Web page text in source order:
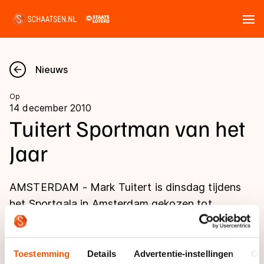
Toestemming Details Advertentie-instellingen
Nieuws
Kalender
Disciplines
Langebaan
Shorttrack
Uitslagen
Langebaan
Shorttrack
Marathon
Tijden & historie
Ranglijsten Langebaan
Nieuws
Op
14 december 2010
Tuitert Sportman van het
Jaar
AMSTERDAM - Mark Tuitert is dinsdag tijdens
het Sportgala in Amsterdam gekozen tot
Sportman van het Jaar. De andere
genomineerden waren Wesley Sneijder en Sven
Kramer. Tuitert won bij de Winterspelen de 1500